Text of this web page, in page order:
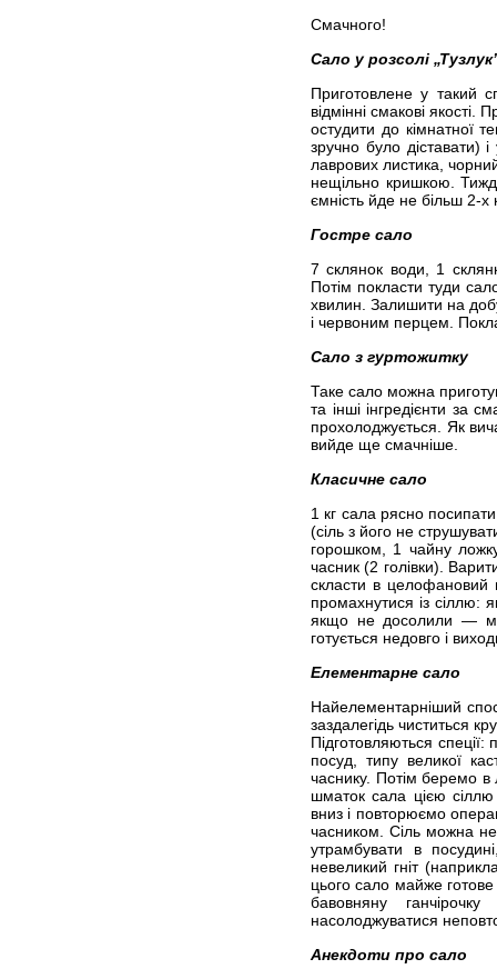
Смачного!
Сало у розсолі
Приготовлене у такий
відмінні смакові
остудити до кімнатної
зручно було діставати)
лаврових листика,
нещільно кришкою.
ємність йде не більш 2-х
Гостре сало
7 склянок води, 1
Потім покласти туди
хвилин. Залишити на
і червоним перцем.
Сало з гуртожитку
Таке сало можна
та інші інгредієнти за
прохолоджується. Як
вийде ще смачніше.
Класичне сало
1 кг сала рясно
(сіль з його не
горошком, 1 чайну
часник (2 голівки).
скласти в целофановий
промахнутися із сіллю:
якщо не досолили —
готується недовго і
Елементарне сало
Найелементарніший
заздалегідь чиститься
Підготовляються
посуд, типу великої
часнику. Потім беремо в
шматок сала цією
вниз і повторюємо
часником. Сіль можна
утрамбувати в
невеликий гніт
цього сало майже
бавовняну
насолоджуватися
Анекдоти про сало